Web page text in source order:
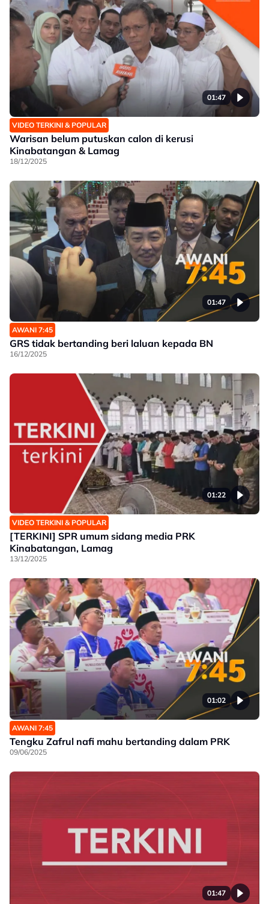
01:47
VIDEO TERKINI & POPULAR
Warisan belum putuskan calon di kerusi
Kinabatangan & Lamag
18/12/2025
01:47
AWANI 7:45
GRS tidak bertanding beri laluan kepada BN
16/12/2025
01:22
VIDEO TERKINI & POPULAR
[TERKINI] SPR umum sidang media PRK
Kinabatangan, Lamag
13/12/2025
01:02
AWANI 7:45
Tengku Zafrul nafi mahu bertanding dalam PRK
09/06/2025
01:47